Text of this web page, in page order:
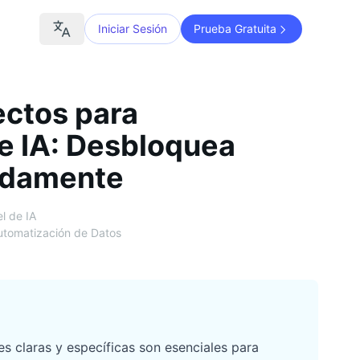
Iniciar Sesión Prueba Gratuita
para
IA: Desbloquea
de IA
de Datos
claras y específicas son esenciales para